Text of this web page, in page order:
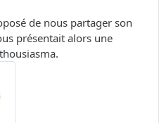
de nous partager son
présentait alors une